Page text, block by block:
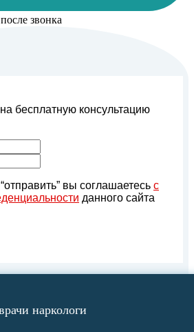
звонка
бесплатную консультацию
вы соглашаетесь с
данного сайта
наркологи